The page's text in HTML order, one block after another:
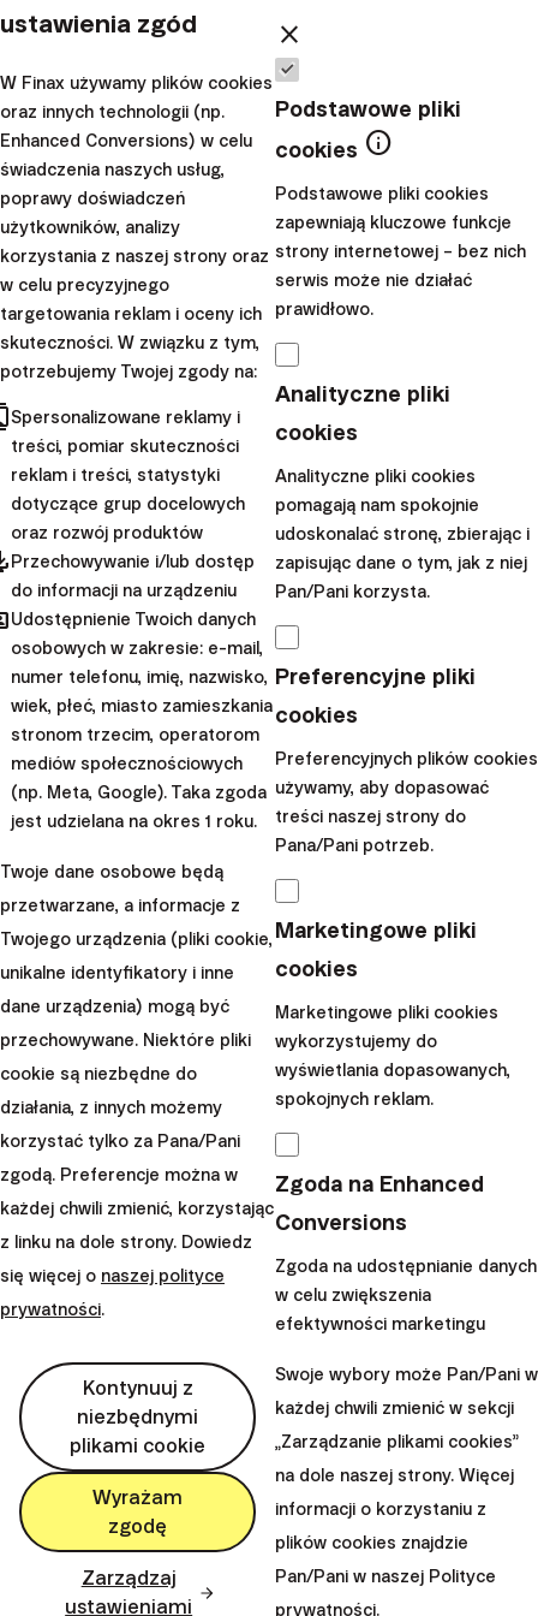
Temat OIPE cieszy się również sporym
zainteresowaniem wśród mediów i finansowej
blogosfery. Chcesz się dowiedzieć o OIPE, ale z
niezależnych źródeł
Koniecznie zajrzyj do tych materiałów:
Webinar portalu
atlasETF
OIPE, czyli
Europejska Emerytura + Q&A LIVE"
Artykuł na portaluatlasETF- "Europejska
Emerytura – czy warto inwestować przez OIPE
w Finax?"
Artykuł na portalu
atlasETF- "Finax OIPE –
instrukcja otwarcia konta krok po kroku
ArtykułMichała Szafrańskiego z bloga
jakoszczedzacpieniadze.pl - "OIPE, czyli kolejna
emerytalna tarcza podatkowa. Dla kogo?"
ArtykułArtura Wiśniewskiegoz bloga
stockbroker.pl - "
OIPE – czy warto otworzyć
„europejskie IKE”?"
Film na kanale YouTubeStockbroker.pl- "OIPE
po 2 latach - jak się sprawdza na placu boju?
Film na kanale YouTube
testów OIPE. Wyniki + szczera opinia o
europejskiej emeryturze."
Marcina Iwuciaz bloga Finanse Bardzo
Osobiste - "OIPE - czy to się opłaca?
ArtykułMichała Mikołajczyka
finansowaprzygoda.pl - "OIPE Ogólnoeuropejski
Indywidualny Produkt Emerytalny –
zapomniany run emerytalny"
Film na kanale YouTubeStowarzyszenia
Inwestorów Indywidualnych- "Echa Rynku 335
– 2 lata OIPE w Polsce + Promocja dla
członków SII"
Na koniec mamy dla Ciebie jeszcze małe
przypomnienie o trwającejgrudniowej promocji
Świąteczny bonus od Finax
także dla OIPE
W grudniu 2025 r. masz szansę jeszcze bardziej obniżyć
swoją opłatę za zarządzanie i inwestować jeszcze
taniej- wystarczy, że do końca 2025 r. wpłacisz
dowolną kwotę na swój OIPE, a przezcały kolejny rok
będziemy zarządzać nią całkowicie za darmo.
Czytaj więcej
ustawienia zgód
W Finax używamy plików cookies
oraz innych technologii (np.
Enhanced Conversions) w celu
świadczenia naszych usług,
poprawy doświadczeń
użytkowników, analizy
korzystania z naszej strony oraz
w celu precyzyjnego
targetowania reklam i oceny ich
skuteczności. W związku z tym,
potrzebujemy Twojej zgody na:
Spersonalizowane reklamy i
treści, pomiar skuteczności
reklam i treści, statystyki
dotyczące grup docelowych
oraz rozwój produktów
Przechowywanie i/lub dostęp
do informacji na urządzeniu
Udostępnienie Twoich danych
osobowych w zakresie: e-mail,
numer telefonu, imię, nazwisko,
wiek, płeć, miasto zamieszkania
stronom trzecim, operatorom
mediów społecznościowych
(np. Meta, Google). Taka zgoda
jest udzielana na okres 1 roku.
Twoje dane osobowe będą
przetwarzane, a informacje z
Twojego urządzenia (pliki cookie,
unikalne identyfikatory i inne
dane urządzenia) mogą być
przechowywane. Niektóre pliki
cookie są niezbędne do
działania, z innych możemy
korzystać tylko za Pana/Pani
zgodą. Preferencje można w
każdej chwili zmienić, korzystając
z linku na dole strony. Dowiedz
się więcej o naszej polityce
prywatności.
Kontynuuj z
niezbędnymi
plikami cookie
Wyrażam
zgodę
Zarządzaj
ustawieniami
close
Podstawowe pliki
cookies info
Podstawowe pliki cookies
zapewniają kluczowe funkcje
strony internetowej – bez nich
serwis może nie działać
prawidłowo.
Analityczne pliki
cookies
Analityczne pliki cookies
pomagają nam spokojnie
udoskonalać stronę, zbierając i
zapisując dane o tym, jak z niej
Pan/Pani korzysta.
Preferencyjne pliki
cookies
Preferencyjnych plików cookies
używamy, aby dopasować
treści naszej strony do
Pana/Pani potrzeb.
Marketingowe pliki
cookies
Marketingowe pliki cookies
wykorzystujemy do
wyświetlania dopasowanych,
spokojnych reklam.
Zgoda na Enhanced
Conversions
Zgoda na udostępnianie danych
w celu zwiększenia
efektywności marketingu
Swoje wybory może Pan/Pani w
każdej chwili zmienić w sekcji
„Zarządzanie plikami cookies”
na dole naszej strony. Więcej
informacji o korzystaniu z
plików cookies znajdzie
Pan/Pani w naszej Polityce
prywatności.